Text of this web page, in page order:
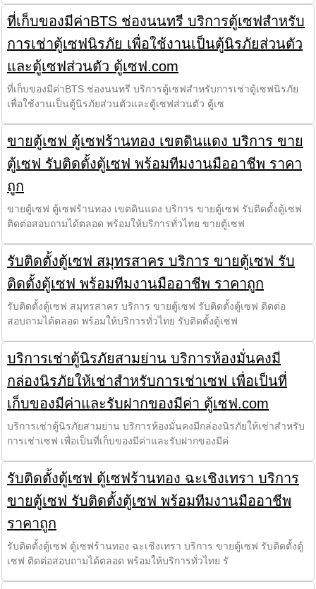
ที่เก็บของมีค่าBTS ช่องนนทรี บริการตู้เซฟสำหรับ
การเช่าตู้เซฟนิรภัย เพื่อใช้งานเป็นตู้นิรภัยส่วนตัว
และตู้เซฟส่วนตัว ตู้เซฟ.com
ที่เก็บของมีค่าBTS ช่องนนทรี บริการตู้เซฟสำหรับการเช่าตู้เซฟนิรภัย
เพื่อใช้งานเป็นตู้นิรภัยส่วนตัวและตู้เซฟส่วนตัว ตู้เซ
ขายตู้เซฟ ตู้เซฟร้านทอง เขตดินแดง บริการ ขาย
ตู้เซฟ รับติดตั้งตู้เซฟ พร้อมทีมงานมืออาชีพ ราคา
ถูก
ขายตู้เซฟ ตู้เซฟร้านทอง เขตดินแดง บริการ ขายตู้เซฟ รับติดตั้งตู้เซฟ
ติดต่อสอบถามได้ตลอด พร้อมให้บริการทั่วไทย ขายตู้เซฟ
รับติดตั้งตู้เซฟ สมุทรสาคร บริการ ขายตู้เซฟ รับ
ติดตั้งตู้เซฟ พร้อมทีมงานมืออาชีพ ราคาถูก
รับติดตั้งตู้เซฟ สมุทรสาคร บริการ ขายตู้เซฟ รับติดตั้งตู้เซฟ ติดต่อ
สอบถามได้ตลอด พร้อมให้บริการทั่วไทย รับติดตั้งตู้เซฟ
บริการเช่าตู้นิรภัยสามย่าน บริการห้องมั่นคงมี
กล่องนิรภัยให้เช่าสำหรับการเช่าเซฟ เพื่อเป็นที่
เก็บของมีค่าและรับฝากของมีค่า ตู้เซฟ.com
บริการเช่าตู้นิรภัยสามย่าน บริการห้องมั่นคงมีกล่องนิรภัยให้เช่าสำหรับ
การเช่าเซฟ เพื่อเป็นที่เก็บของมีค่าและรับฝากของมีค่
รับติดตั้งตู้เซฟ ตู้เซฟร้านทอง ฉะเชิงเทรา บริการ
ขายตู้เซฟ รับติดตั้งตู้เซฟ พร้อมทีมงานมืออาชีพ
ราคาถูก
รับติดตั้งตู้เซฟ ตู้เซฟร้านทอง ฉะเชิงเทรา บริการ ขายตู้เซฟ รับติดตั้งตู้
เซฟ ติดต่อสอบถามได้ตลอด พร้อมให้บริการทั่วไทย รั